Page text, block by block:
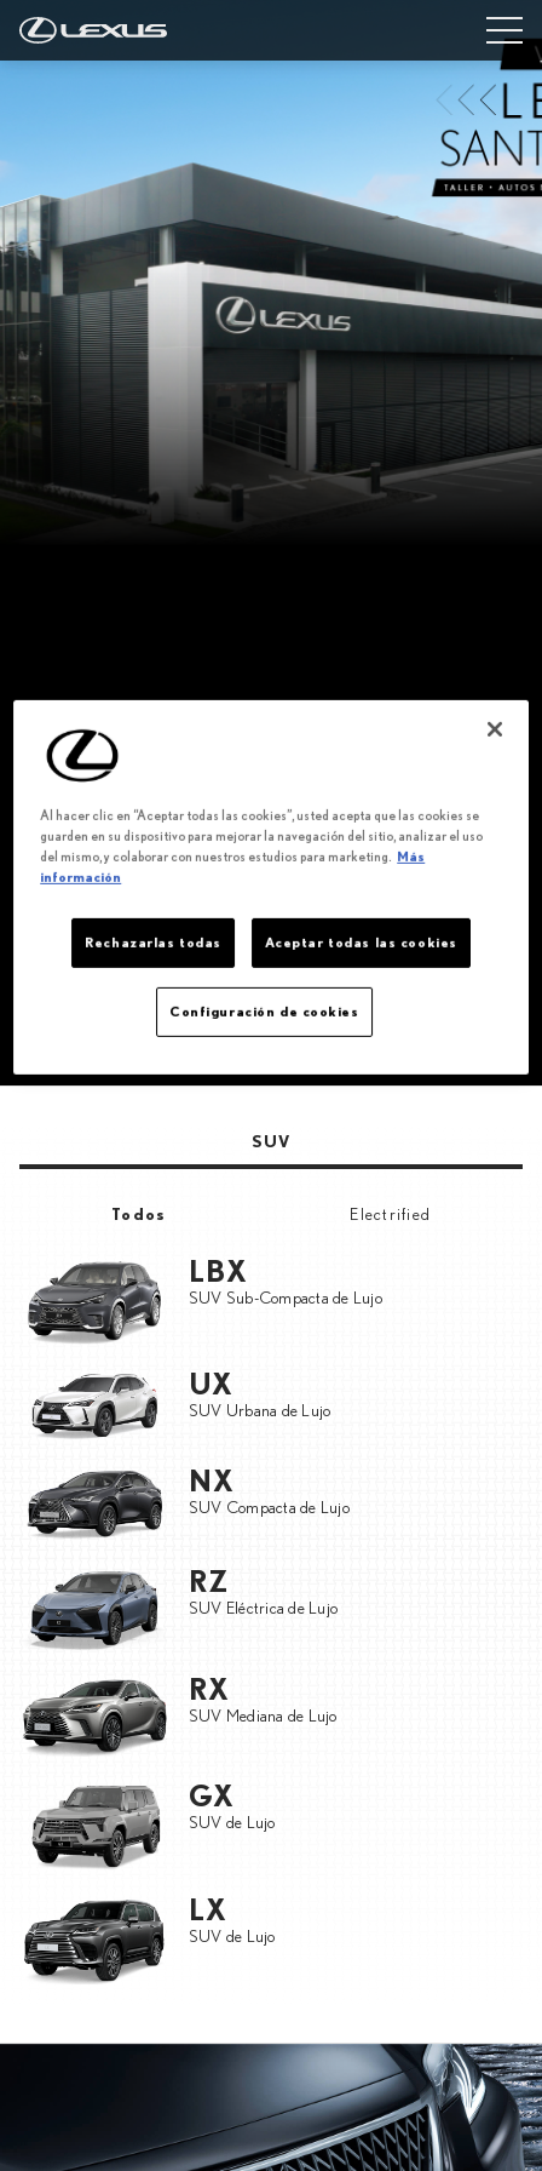
SUV
Todos Electrified
LBX
SUV Sub-Compacta de Lujo
UX
SUV Urbana de Lujo
NX
SUV Compacta de Lujo
RZ
SUV Eléctrica de Lujo
RX
SUV Mediana de Lujo
GX
SUV de Lujo
LX
SUV de Lujo
Al hacer clic en “Aceptar todas las cookies”, usted acepta que las cookies se
guarden en su dispositivo para mejorar la navegación del sitio, analizar el uso
del mismo, y colaborar con nuestros estudios para marketing.
Más
información
Rechazarlas todas Aceptar todas las cookies
Configuración de cookies